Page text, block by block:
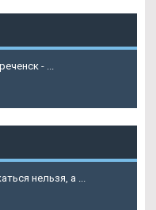
- ...
нельзя, а ...